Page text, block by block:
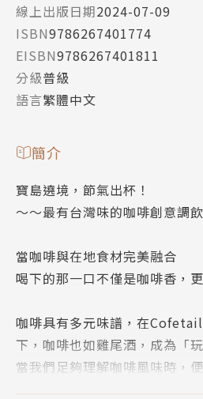
線上出版日期2024-07-09
ISBN9786267401774
EISBN9786267401811
分級普級
語言繁體中文
簡介
寶島遶境，節氣出杯！
～～最有台灣味的咖啡創意調
當咖啡與在地食材完美融合
喝下的那一口不僅是咖啡香，
咖啡具有多元味譜，在
下，咖啡也如雞尾酒，成為「
當我們足夠理解咖啡風味時，